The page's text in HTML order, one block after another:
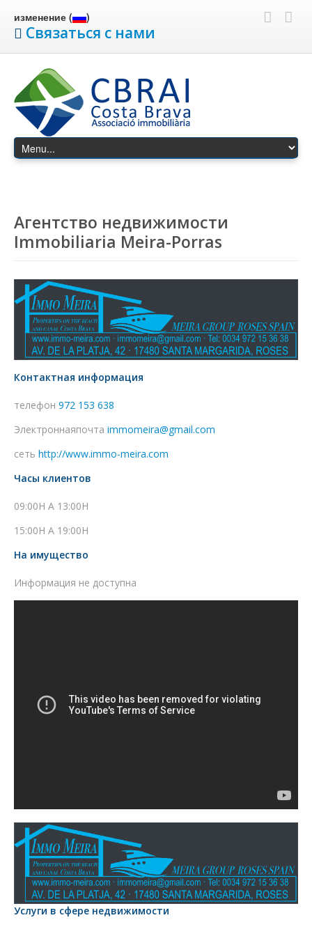
изменение ( )
Связаться с нами
Агентство недвижимости
Immobiliaria Meira-Porras
Контактная информация
телефон 972 153 638
Электроннаяпочта immomeira@gmail.com
сеть http://www.immo-meira.com
Часы клиентов
09:00H A 13:00H
15:00H A 19:00H
На имущество
Информация не доступна
Услуги в сфере недвижимости